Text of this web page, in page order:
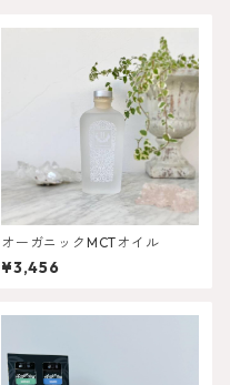
オーガニックMCTオイル
¥3,456